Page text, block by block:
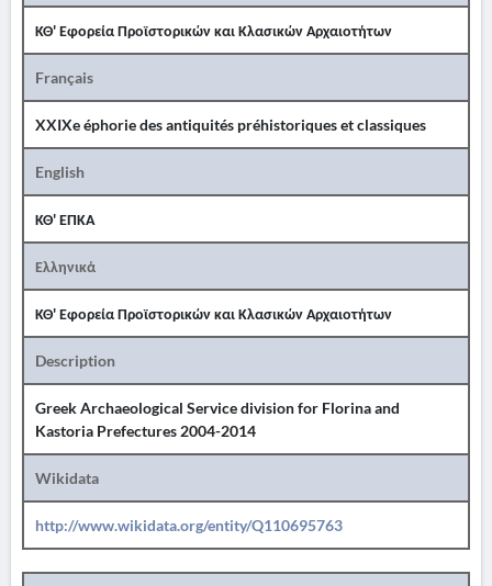
ΚΘ' Εφορεία Προϊστορικών και Κλασικών Αρχαιοτήτων
Français
XXIXe éphorie des antiquités préhistoriques et classiques
English
ΚΘ' ΕΠΚΑ
Ελληνικά
ΚΘ' Εφορεία Προϊστορικών και Κλασικών Αρχαιοτήτων
Description
Greek Archaeological Service division for Florina and
Kastoria Prefectures 2004-2014
Wikidata
http://www.wikidata.org/entity/Q110695763